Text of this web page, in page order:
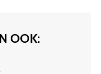
OOK: